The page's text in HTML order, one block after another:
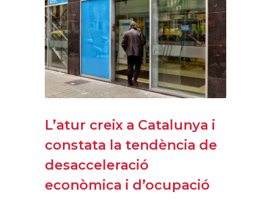
L’atur creix a Catalunya i
constata la tendència de
desacceleració
econòmica i d’ocupació